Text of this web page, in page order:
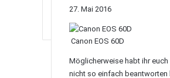
27. Mai 2016
Canon EOS 60D
Möglicherweise habt ihr
nicht so einfach beantworten